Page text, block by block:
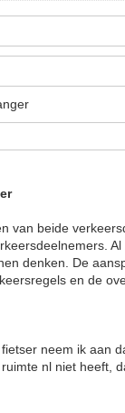
van beide
denken. De
en de
neem ik aan
nl niet heeft,